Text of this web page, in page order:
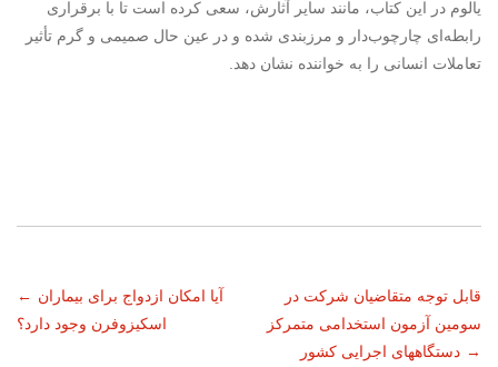
یالوم در این کتاب، مانند سایر آثارش، سعی کرده است تا با برقراری
رابطه‌ای چارچوب‌دار و مرزبندی شده و در عین حال صمیمی و گرم تأثیر
تعاملات انسانی را به خواننده نشان دهد.
ناوبری
نوشته
← آیا امکان ازدواج برای بیماران
اسکیزوفرن وجود دارد؟
قابل توجه متقاضیان شرکت در
سومین آزمون استخدامی متمرکز
دستگاههای اجرایی کشور →